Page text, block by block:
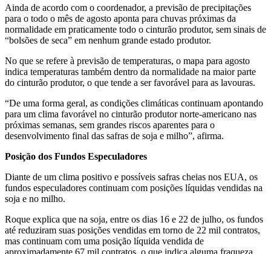
Ainda de acordo com o coordenador, a previsão de precipitações
para o todo o mês de agosto aponta para chuvas próximas da
normalidade em praticamente todo o cinturão produtor, sem sinais de
“bolsões de seca” em nenhum grande estado produtor.
No que se refere à previsão de temperaturas, o mapa para agosto
indica temperaturas também dentro da normalidade na maior parte
do cinturão produtor, o que tende a ser favorável para as lavouras.
“De uma forma geral, as condições climáticas continuam apontando
para um clima favorável no cinturão produtor norte-americano nas
próximas semanas, sem grandes riscos aparentes para o
desenvolvimento final das safras de soja e milho”, afirma.
Posição dos Fundos Especuladores
Diante de um clima positivo e possíveis safras cheias nos EUA, os
fundos especuladores continuam com posições líquidas vendidas na
soja e no milho.
Roque explica que na soja, entre os dias 16 e 22 de julho, os fundos
até reduziram suas posições vendidas em torno de 22 mil contratos,
mas continuam com uma posição líquida vendida de
aproximadamente 67 mil contratos, o que indica alguma fraqueza